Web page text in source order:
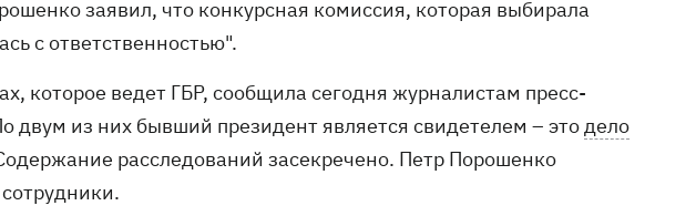
заявил, что конкурсная комиссия, которая выбирала
с ответственностью".
которое ведет ГБР, сообщила сегодня журналистам пресс-
двум из них бывший президент является свидетелем – этодело
расследований засекречено. Петр Порошенко